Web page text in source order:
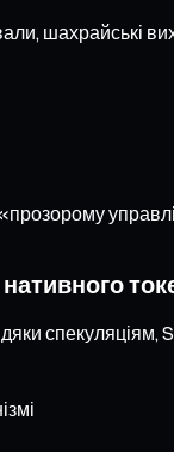
шахрайські
спекуляціям,